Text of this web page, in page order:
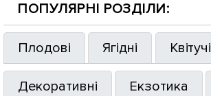
ПОПУЛЯРНІ РОЗДІЛИ:
Плодові Ягідні Квітучі
Декоративні Екзотика